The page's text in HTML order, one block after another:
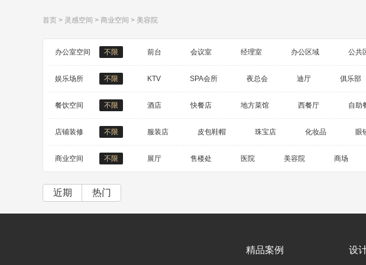
首页 > 灵感空间 > 商业空间 > 美容院
办公室空间 不限 前台 会议室 经理室 办公区域 公共
娱乐场所 不限 KTV SPA会所 夜总会 迪厅 俱乐部
餐饮空间 不限 酒店 快餐店 地方菜馆 西餐厅 自助
店铺装修 不限 服装店 皮包鞋帽 珠宝店 化妆品 眼
商业空间 不限 展厅 售楼处 医院 美容院 商场
4S店
近期 热门
精品案例 设